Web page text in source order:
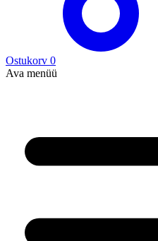
Ostukorv 0
Ava menüü